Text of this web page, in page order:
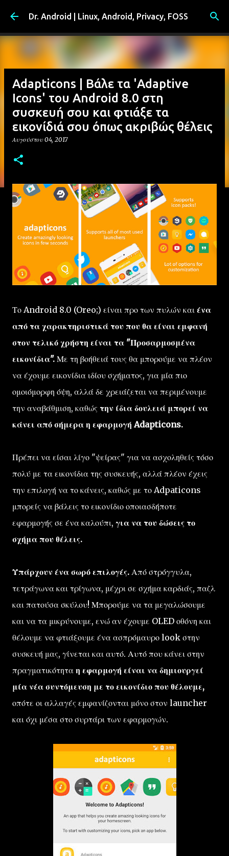
Μετάβαση στο κύριο περιεχόμενο
Dr. Android | Linux, Android, Privacy, FOSS
Adapticons | Βάλε τα 'Adaptive
Icons' του Android 8.0 στη
συσκευή σου και φτιάξε τα
εικονίδιά σου όπως ακριβώς θέλεις
Αυγούστου 04, 2017
Το Android 8.0 (Oreo;) είναι προ των πυλών και ένα
από τα χαρακτηριστικά του που θα είναι εμφανή
στον τελικό χρήστη είναι τα "Προσαρμοσμένα
εικονίδια". Με τη βοήθειά τους θα μπορούμε να πλέον
να έχουμε εικονίδια ιδίου σχήματος, για μία πιο
ομοιόμορφη όψη, αλλά δε χρειάζεται να περιμένουμε
την αναβάθμιση, καθώς την ίδια δουλειά μπορεί να
κάνει από σήμερα η εφαρμογή Adapticons.
Πρέπει να είσαι λίγο "ψείρας" για να ασχοληθείς τόσο
πολύ με τα εικονίδια της συσκευής, αλλά πλέον έχεις
την επιλογή να το κάνεις, καθώς με το Adpaticons
μπορείς να βάλεις το εικονίδιο οποιασδήποτε
εφαρμογής σε ένα καλούπι, για να του δώσεις το
σχήμα που θέλεις.
Υπάρχουν ένα σωρό επιλογές. Από στρόγγυλα,
τετράγωνα και τρίγωνα, μέχρι σε σχήμα καρδιάς, παζλ
και πατούσα σκύλου! Μπορούμε να τα μεγαλώσουμε
και να τα μικρύνουμε, ενώ αν έχουμε OLED οθόνη και
θέλουμε να φτιάξουμε ένα ασπρόμαυρο look στην
συσκευή μας, γίνεται και αυτό. Αυτό που κάνει στην
πραγματικότητα η εφαρμογή είναι να δημιουργεί
μία νέα συντόμευση με το εικονίδιο που θέλουμε,
οπότε οι αλλαγές εμφανίζονται μόνο στον launcher
και όχι μέσα στο συρτάρι των εφαρμογών.